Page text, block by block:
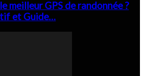
meilleur GPS de randonnée ?
et Guide…